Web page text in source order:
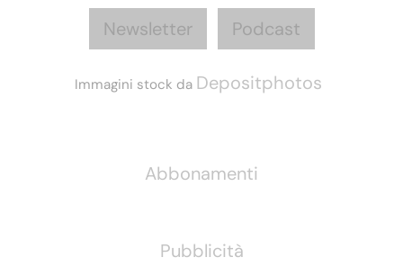
Newsletter Podcast
Immagini stock da Depositphotos
Abbonamenti
Pubblicità